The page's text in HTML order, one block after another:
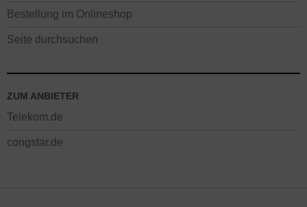
Bestellung im Onlineshop
Seite durchsuchen
ZUM ANBIETER
Telekom.de
congstar.de